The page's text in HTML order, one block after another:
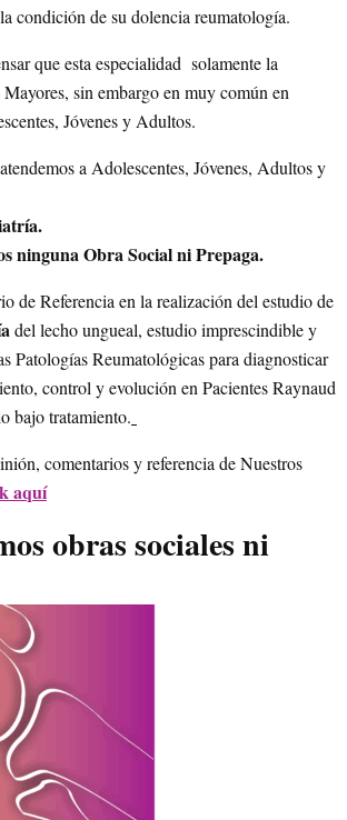
condición de su dolencia reumatología.
que esta especialidad solamente la
sin embargo en muy común en
Jóvenes y Adultos.
a Adolescentes, Jóvenes, Adultos y
ninguna Obra Social ni Prepaga.
de Referencia en la realización del estudio de
del lecho ungueal, estudio imprescindible y
Patologías Reumatológicas para diagnosticar
control y evolución en Pacientes Raynaud
bajo tratamiento.
comentarios y referencia de Nuestros
aquí
obras sociales ni